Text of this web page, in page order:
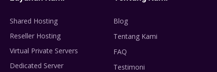
Shared Hosting
Reseller Hosting
Virtual Private Servers
Dedicated Server
Blog
Tentang Kami
FAQ
Testimoni